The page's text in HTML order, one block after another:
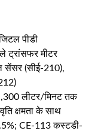
पीडी
ट्रांसफर मीटर
सेंसर (सीई-210),
लीटर/मिनट तक
क्षमता के साथ
CE-113 कस्टडी-